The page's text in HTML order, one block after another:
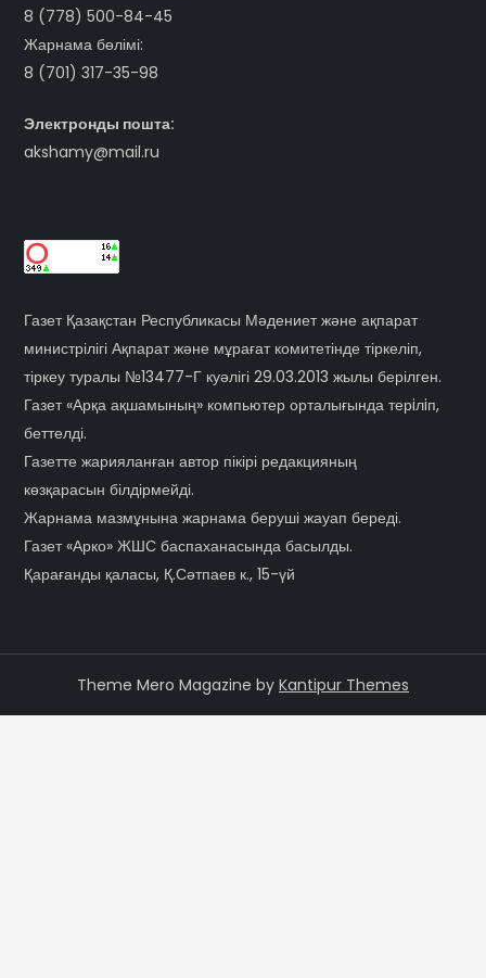
8 (778) 500-84-45
Жарнама бөлімі:
8 (701) 317-35-98
Электронды пошта:
akshamy@mail.ru
Газет Қазақстан Республикасы Мәдениет және ақпарат
министрілігі Ақпарат және мұрағат комитетінде тіркеліп,
тіркеу туралы №13477-Г куәлігі 29.03.2013 жылы берілген.
Газет «Арқа ақшамының» компьютер орталығында терiлiп,
беттелді.
Газетте жарияланған автор пікірі редакцияның
көзқарасын білдірмейді.
Жарнама мазмұнына жарнама беруші жауап береді.
Газет «Арко» ЖШС баспаханасында басылды.
Қарағанды қаласы, Қ.Сәтпаев к., 15-үй
Theme Mero Magazine by Kantipur Themes